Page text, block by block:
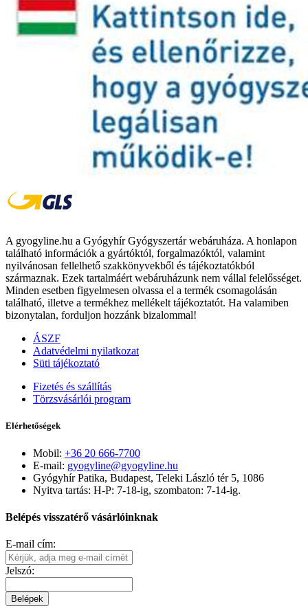
A gyogyline.hu a Gyógyhír Gyógyszertár webáruháza. A honlapon
található információk a gyártóktól, forgalmazóktól, valamint
nyilvánosan fellelhető szakkönyvekből és tájékoztatókból
származnak. Ezek tartalmáért webáruházunk nem vállal felelősséget.
Minden esetben figyelmesen olvassa el a termék csomagolásán
található, illetve a termékhez mellékelt tájékoztatót. Ha valamiben
bizonytalan, forduljon hozzánk bizalommal!
ÁSZF
Adatvédelmi nyilatkozat
Süti tájékoztató
Fizetés és szállítás
Törzsvásárlói program
Elérhetőségek
Mobil: +36 20 666-7700
E-mail: gyogyline@gyogyline.hu
Gyógyhír Patika, Budapest, Teleki László tér 5, 1086
Nyitva tartás: H-P: 7-18-ig, szombaton: 7-14-ig.
Belépés visszatérő vásárlóinknak
E-mail cím:
Jelszó:
Belépek